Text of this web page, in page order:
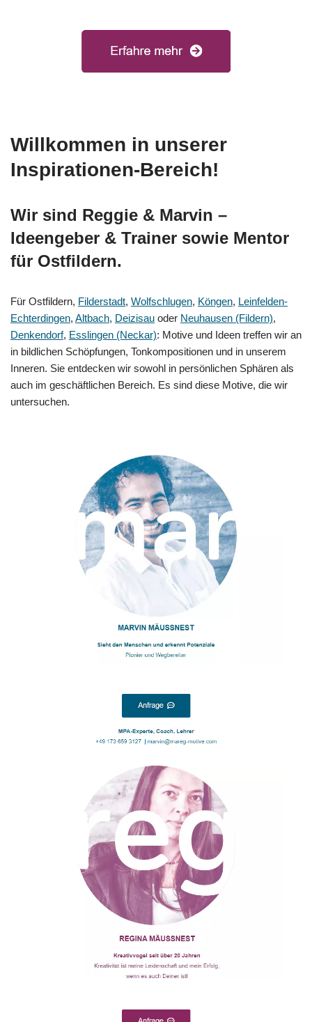
Willkommen in unserer
Inspirationen-Bereich!
Wir sind Reggie & Marvin –
Ideengeber & Trainer sowie Mentor
für Ostfildern.
Für Ostfildern, Filderstadt, Wolfschlugen, Köngen, Leinfelden-
Echterdingen, Altbach, Deizisau oder Neuhausen (Fildern),
Denkendorf, Esslingen (Neckar): Motive und Ideen treffen wir an
in bildlichen Schöpfungen, Tonkompositionen und in unserem
Inneren. Sie entdecken wir sowohl in persönlichen Sphären als
auch im geschäftlichen Bereich. Es sind diese Motive, die wir
untersuchen.